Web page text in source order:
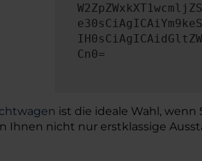
Cn0=
ist die ideale Wahl, wenn
nicht nur erstklassige